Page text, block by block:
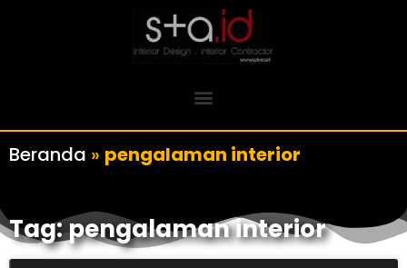
Beranda » pengalaman interior
Tag: pengalaman interior